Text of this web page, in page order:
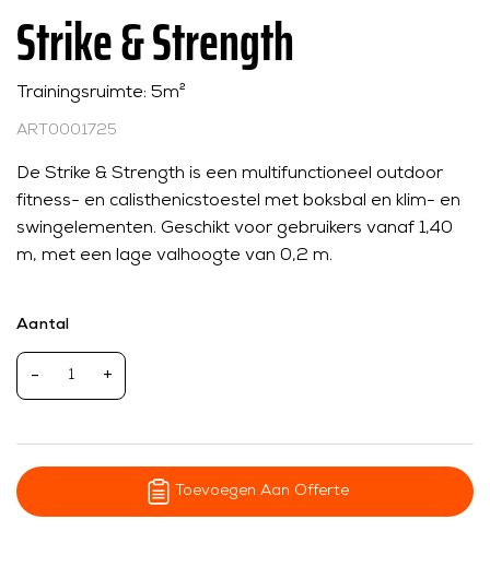
Strike & Strength
Trainingsruimte: 5m²
ART0001725
De Strike & Strength is een multifunctioneel outdoor
fitness- en calisthenicstoestel met boksbal en klim- en
swingelementen. Geschikt voor gebruikers vanaf 1,40
m, met een lage valhoogte van 0,2 m.
Aantal
- +
Toevoegen Aan Offerte